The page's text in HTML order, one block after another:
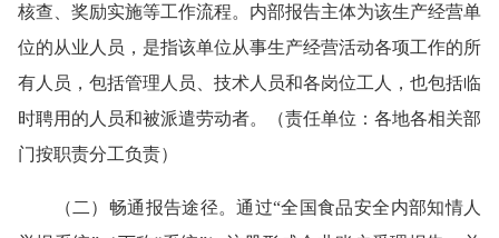
核查、奖励实施等工作流程。内部报告主体为该生产经营单
位的从业人员，是指该单位从事生产经营活动各项工作的所
有人员，包括管理人员、技术人员和各岗位工人，也包括临
时聘用的人员和被派遣劳动者。（责任单位：各地各相关部
门按职责分工负责）
（二）畅通报告途径。通过“全国食品安全内部知情人